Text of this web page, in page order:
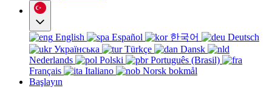
English Español 한국어
Deutsch
Українська
Türkçe
Dansk
Nederlands
Polski
Português (Brasil)
Français
Italiano
Norsk bokmål
Başlayın